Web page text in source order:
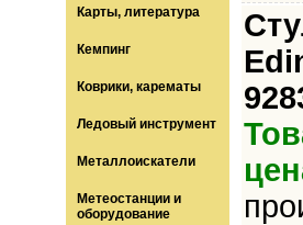
Карты, литература
Кемпинг
Коврики, карематы
Ледовый инструмент
Металлоискатели
Метеостанции и
оборудование